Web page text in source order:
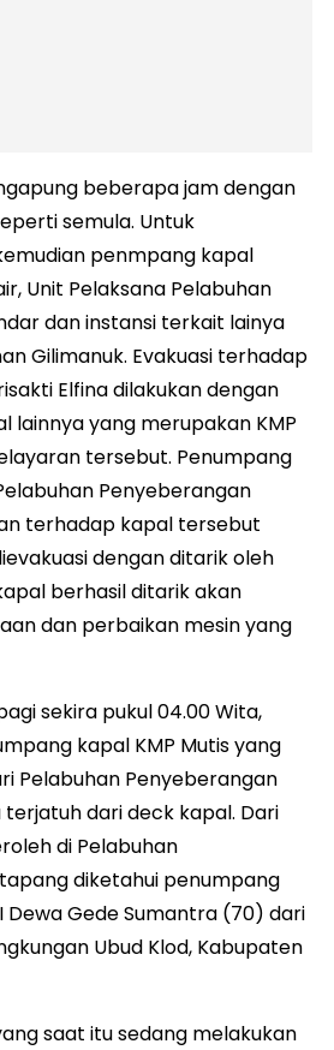
beberapa jam dengan
semula. Untuk
penmpang kapal
Unit Pelaksana Pelabuhan
dan instansi terkait lainya
Gilimanuk. Evakuasi terhadap
Elfina dilakukan dengan
lainnya yang merupakan KMP
tersebut. Penumpang
Penyeberangan
terhadap kapal tersebut
dengan ditarik oleh
berhasil ditarik akan
dan perbaikan mesin yang
sekira pukul 04.00 Wita,
kapal KMP Mutis yang
Pelabuhan Penyeberangan
dari deck kapal. Dari
di Pelabuhan
diketahui penumpang
Gede Sumantra (70) dari
Ubud Klod, Kabupaten
saat itu sedang melakukan